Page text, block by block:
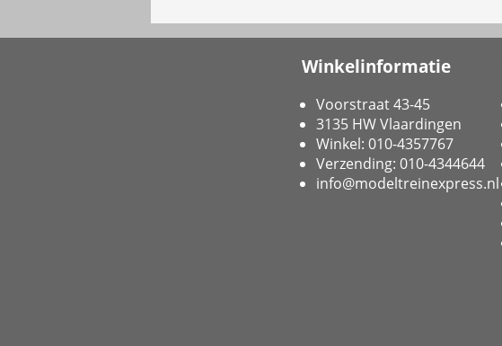
Winkelinformatie
Voorstraat 43-45
3135 HW Vlaardingen
Winkel: 010-4357767
Verzending: 010-4344644
info@modeltreinexpress.nl